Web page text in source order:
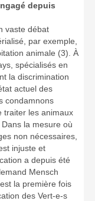
depuis
vaste débat
par exemple,
animale (3). À
spécialisés en
la discrimination
actuel des
condamnons
traiter les animaux
la mesure où
non nécessaires,
injuste et
a depuis été
Mensch
la première fois
des Vert-e-s